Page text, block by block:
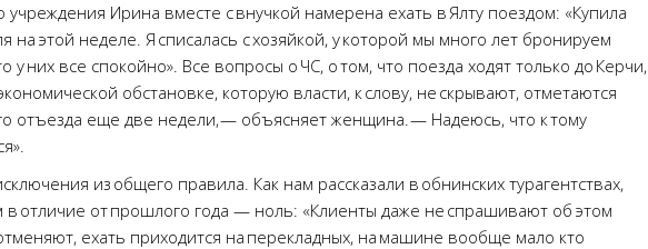
Ирина вместе с внучкой намерена ехать в Ялту поездом: «Купила
на этой неделе. Я списалась с хозяйкой, у которой мы много лет бронируем
у них все спокойно». Все вопросы о ЧС, о том, что поезда ходят только до Керчи,
обстановке, которую власти, к слову, не скрывают, отметаются
отъезда еще две недели, — объясняет женщина. — Надеюсь, что к тому
из общего правила. Как нам рассказали в обнинских турагентствах,
отличие от прошлого года — ноль: «Клиенты даже не спрашивают об этом
ехать приходится на перекладных, на машине вообще мало кто